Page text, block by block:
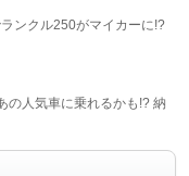
ンクル250がマイカーに!?
の人気車に乗れるかも!? 納